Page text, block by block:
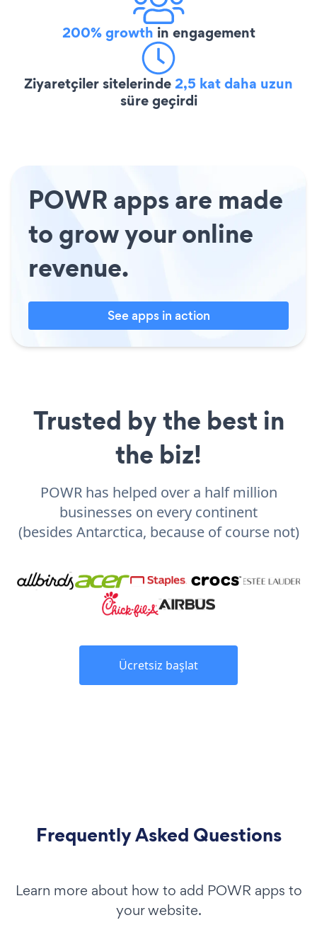
200% growth in engagement
Ziyaretçiler sitelerinde2,5 kat daha uzun
süre geçirdi
POWR apps are made
to grow your online
revenue.
See apps in action
Trusted by the best in
the biz!
POWR has helped over a half million
businesses on every continent
(besides Antarctica, because of course not)
Ücretsiz başlat
Frequently Asked Questions
Learn more about how to add POWR apps to
your website.